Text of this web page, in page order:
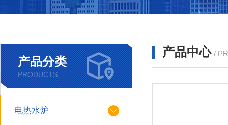
产品分类
PRODUCTS
电热水炉
产品中心 /